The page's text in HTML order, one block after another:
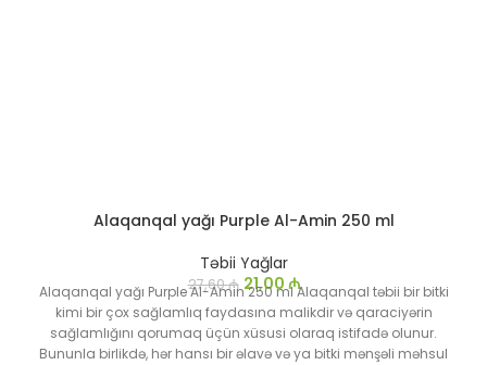
Alaqanqal yağı Purple Al-Amin 250 ml
Təbii Yağlar
27,60₼ 21,00₼
Alaqanqal yağı Purple Al-Amin 250 ml Alaqanqal təbii bir bitki
kimi bir çox sağlamlıq faydasına malikdir və qaraciyərin
sağlamlığını qorumaq üçün xüsusi olaraq istifadə olunur.
Bununla birlikdə, hər hansı bir əlavə və ya bitki mənşəli məhsul